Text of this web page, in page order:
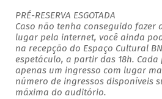
PRÉ-RESERVA ESGOTADA
Caso não tenha conseguido fazer
lugar pela internet, você ainda
na recepção do Espaço Cultural
espetáculo, a partir das 18h. Cada
apenas um ingresso com lugar
número de ingressos disponíveis
máxima do auditório.